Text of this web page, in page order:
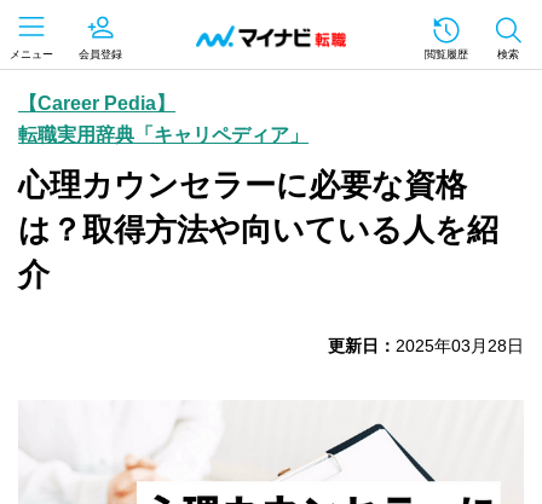
メニュー 会員登録 閲覧履歴 検索
【Career Pedia】
転職実用辞典「キャリペディア」
心理カウンセラーに必要な資格
は？取得方法や向いている人を紹
介
更新日： 2025年03月28日